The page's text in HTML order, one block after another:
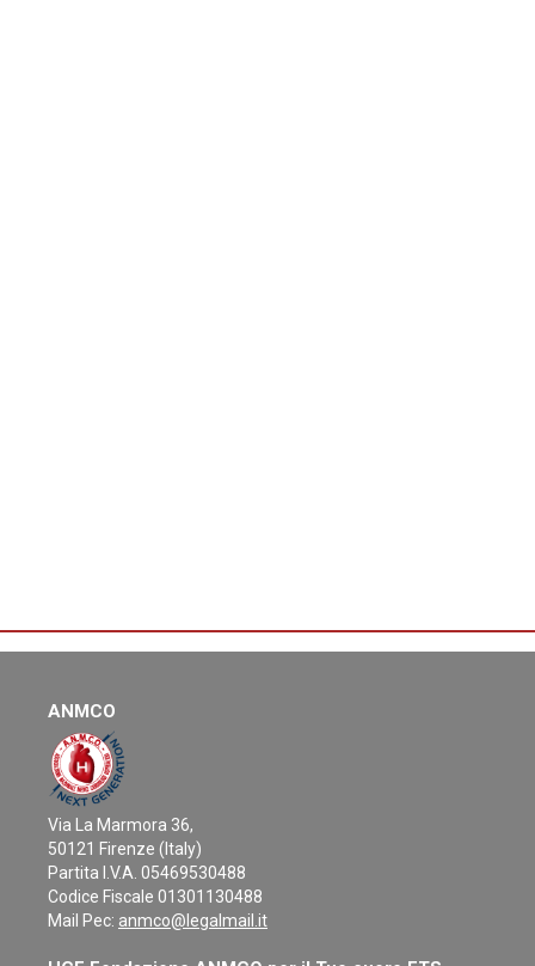
ANMCO
Via La Marmora 36,
50121 Firenze (Italy)
Partita I.V.A. 05469530488
Codice Fiscale 01301130488
Mail Pec: anmco@legalmail.it